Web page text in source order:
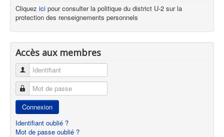
Cliquez ici pour consulter la politique du district U-2 sur la
protection des renseignements personnels
Accès aux membres
Identifiant
Mot de passe
Connexion
Identifiant oublié ?
Mot de passe oublié ?